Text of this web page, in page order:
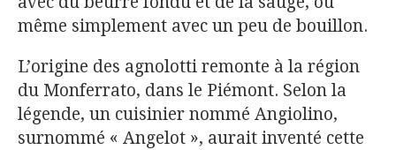
même simplement avec un peu de bouillon.
L’origine des agnolotti remonte à la région
du Monferrato, dans le Piémont. Selon la
légende, un cuisinier nommé Angiolino,
surnommé « Angelot », aurait inventé cette